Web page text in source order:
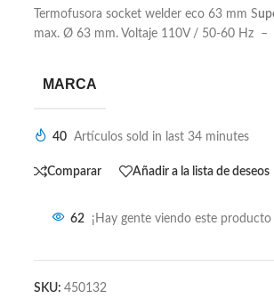
Termofusora socket welder eco 63 mm S
max. Ø 63 mm. Voltaje 110V / 50-60 Hz
MARCA
40 Artículos sold in last 34 minutes
Comparar Añadir a la lista de deseos
62 ¡Hay gente viendo este
SKU: 450132